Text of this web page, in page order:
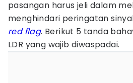
pasangan harus jeli dalam
menghindari peringatan
red flag. Berikut 5 tanda
LDR yang wajib diwaspadai.